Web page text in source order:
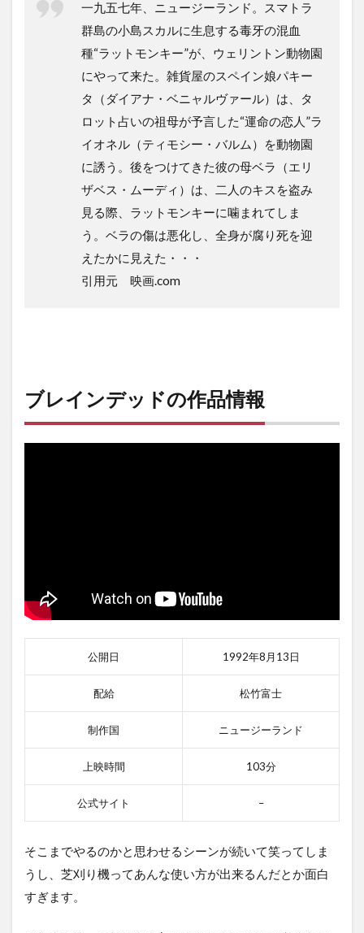
一九五七年、ニュージーランド。スマトラ
群島の小島スカルに生息する毒牙の混血
種“ラットモンキー”が、ウェリントン動物園
にやって来た。雑貨屋のスペイン娘パキー
タ（ダイアナ・ベニャルヴァール）は、タ
ロット占いの祖母が予言した“運命の恋人”ラ
イオネル（ティモシー・バルム）を動物園
に誘う。後をつけてきた彼の母ベラ（エリ
ザベス・ムーディ）は、二人のキスを盗み
見る際、ラットモンキーに噛まれてしま
う。ベラの傷は悪化し、全身が腐り死を迎
えたかに見えた・・・
引用元 映画.com
ブレインデッドの作品情報
公開日 1992年8月13日
配給 松竹富士
制作国 ニュージーランド
上映時間 103分
公式サイト –
そこまでやるのかと思わせるシーンが続いて笑ってしま
うし、芝刈り機ってあんな使い方が出来るんだとか面白
すぎます。